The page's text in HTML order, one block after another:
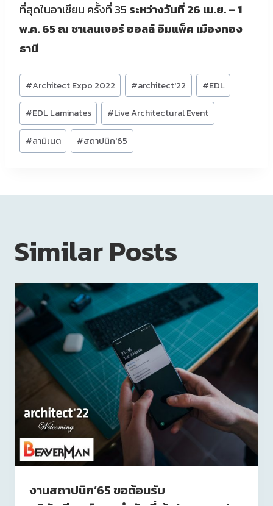
ที่สุดในอาเซียน ครั้งที่ 35 ระหว่างวันที่26 เม.ย. – 1
พ.ค. 65ณ ชาเลนเจอร์ ฮอลล์ อิมแพ็ค เมืองทอง
ธานี
Post
Tags:
#Architect Expo 2022 #architect'22 #EDL
#EDL Laminates #Live Architectural Event
#ลามิเนต #สถาปนิก'65
Similar Posts
งานสถาปนิก’65 ขอต้อนรับ